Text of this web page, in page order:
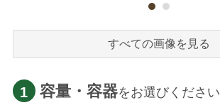
すべての画像を見る
1 容量・容器をお選びください